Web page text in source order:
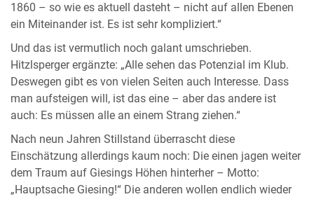
1860 – so wie es aktuell dasteht – nicht auf allen Ebenen
ein Miteinander ist. Es ist sehr kompliziert.“
Und das ist vermutlich noch galant umschrieben.
Hitzlsperger ergänzte: „Alle sehen das Potenzial im Klub.
Deswegen gibt es von vielen Seiten auch Interesse. Dass
man aufsteigen will, ist das eine – aber das andere ist
auch: Es müssen alle an einem Strang ziehen.“
Nach neun Jahren Stillstand überrascht diese
Einschätzung allerdings kaum noch: Die einen jagen weiter
dem Traum auf Giesings Höhen hinterher – Motto:
„Hauptsache Giesing!“ Die anderen wollen endlich wieder